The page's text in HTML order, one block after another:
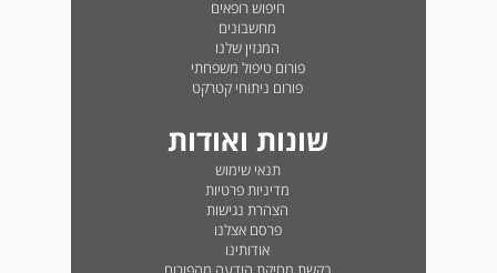
חיפוש רופאים
מחשבונים
המגזין שלנו
פורום טיפול משפחתי
פורום ניתוחי קטרקט
שונות ואודות
תנאי שימוש
מדיניות פרטיות
הצהרת נגישות
פרסם אצלנו
אודותינו